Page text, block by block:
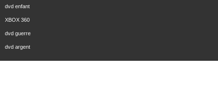
dvd enfant
XBOX 360
dvd guerre
dvd argent